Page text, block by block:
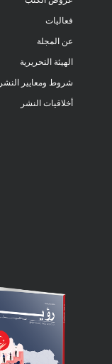
فعاليات
عن المجلة
الهيئة التحريرية
شروط ومعايير النشر
أخلاقيات النشر